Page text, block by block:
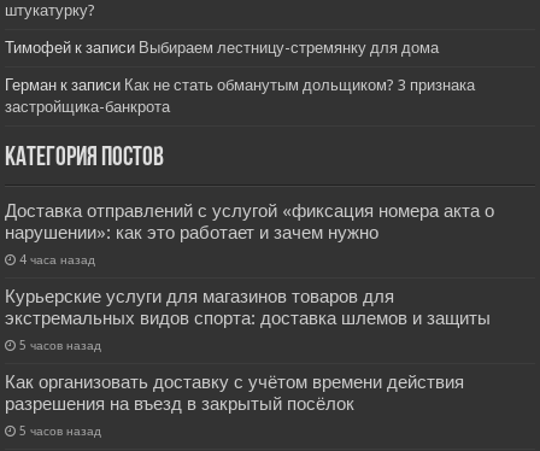
штукатурку?
Тимофей к записи Выбираем лестницу-стремянку для дома
Герман к записи Как не стать обманутым дольщиком? 3 признака
застройщика-банкрота
Категория постов
Доставка отправлений с услугой «фиксация номера акта о
нарушении»: как это работает и зачем нужно
4 часа назад
Курьерские услуги для магазинов товаров для
экстремальных видов спорта: доставка шлемов и защиты
5 часов назад
Как организовать доставку с учётом времени действия
разрешения на въезд в закрытый посёлок
5 часов назад